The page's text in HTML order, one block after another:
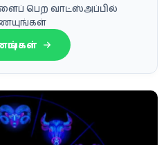
பெற வாட்ஸ்அப்பில்